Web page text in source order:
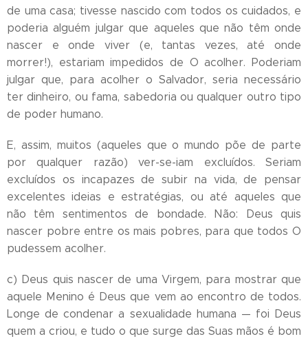
de uma casa; tivesse nascido com todos os cuidados, e
poderia alguém julgar que aqueles que não têm onde
nascer e onde viver (e, tantas vezes, até onde
morrer!), estariam impedidos de O acolher. Poderiam
julgar que, para acolher o Salvador, seria necessário
ter dinheiro, ou fama, sabedoria ou qualquer outro tipo
de poder humano.
E, assim, muitos (aqueles que o mundo põe de parte
por qualquer razão) ver-se-iam excluídos. Seriam
excluídos os incapazes de subir na vida, de pensar
excelentes ideias e estratégias, ou até aqueles que
não têm sentimentos de bondade. Não: Deus quis
nascer pobre entre os mais pobres, para que todos O
pudessem acolher.
c) Deus quis nascer de uma Virgem, para mostrar que
aquele Menino é Deus que vem ao encontro de todos.
Longe de condenar a sexualidade humana — foi Deus
quem a criou, e tudo o que surge das Suas mãos é bom